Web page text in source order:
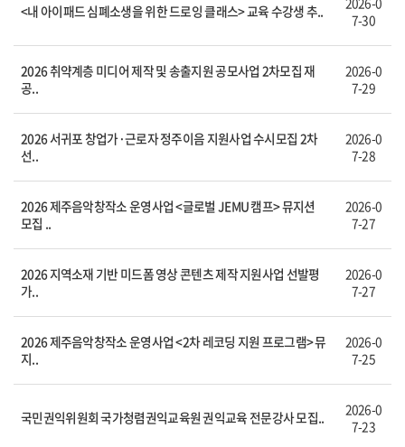
<내 아이패드 심폐소생을 위한 드로잉 클래스> 교육 수강생 추..
7-30
2026 취약계층 미디어 제작 및 송출지원 공모사업 2차모집 재
공..
2026-0
7-29
2026 서귀포 창업가·근로자 정주이음 지원사업 수시모집 2차
선..
2026-0
7-28
2026 제주음악창작소 운영사업 <글로벌 JEMU 캠프> 뮤지션
모집 ..
2026-0
7-27
2026 지역소재 기반 미드폼 영상 콘텐츠 제작 지원사업 선발평
가..
2026-0
7-27
2026 제주음악창작소 운영사업 <2차 레코딩 지원 프로그램> 뮤
지..
2026-0
7-25
국민권익위원회 국가청렴권익교육원 권익교육 전문강사 모집..
2026-0
7-23